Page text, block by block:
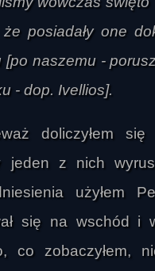
posiadały one
naszemu -
- dop. Ivellios].
doliczyłem się
jeden z nich
użyłem
się na wschód i
co zobaczyłem,